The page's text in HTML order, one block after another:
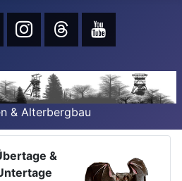
& Alterbergbau
&